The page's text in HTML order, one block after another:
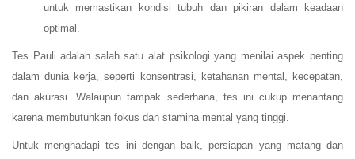
untuk memastikan kondisi tubuh dan pikiran dalam keadaan
optimal.
Tes Pauli adalah salah satu alat psikologi yang menilai aspek penting
dalam dunia kerja, seperti konsentrasi, ketahanan mental, kecepatan,
dan akurasi. Walaupun tampak sederhana, tes ini cukup menantang
karena membutuhkan fokus dan stamina mental yang tinggi.
Untuk menghadapi tes ini dengan baik, persiapan yang matang dan